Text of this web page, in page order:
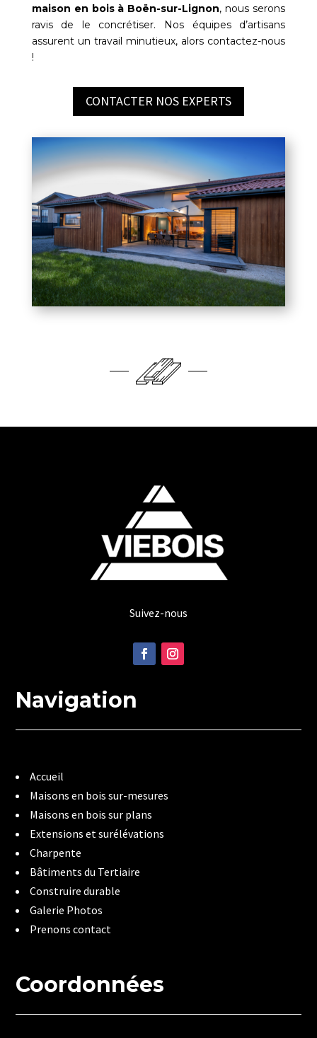
maison en bois à Boën-sur-Lignon, nous serons
ravis de le concrétiser. Nos équipes d’artisans
assurent un travail minutieux, alors contactez-nous
!
CONTACTER NOS EXPERTS
Suivez-nous
Navigation
Accueil
Maisons en bois sur-mesures
Maisons en bois sur plans
Extensions et surélévations
Charpente
Bâtiments du Tertiaire
Construire durable
Galerie Photos
Prenons contact
Coordonnées